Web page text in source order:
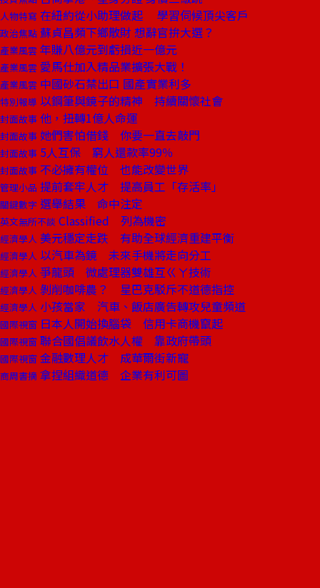
人物特寫 在紐約從小助理做起 學習伺候頂尖客戶
政治焦點 蘇貞昌頻下鄉散財 想辭官拚大選？
產業風雲 年賺八億元到虧損近一億元
產業風雲 愛馬仕加入精品業擴張大戰！
產業風雲 中國砂石禁出口 國產實業利多
特別報導 以鋼筆與鏡子的精神 持續關懷社會
封面故事 他，扭轉1億人命運
封面故事 她們害怕借錢 你要一直去敲門
封面故事 5人互保 窮人還款率99％
封面故事 不必擁有權位 也能改變世界
管理小品 提前套牢人才 提高員工「存活率」
關鍵數字 選舉結果 命中注定
英文無所不談 Classified 列為機密
經濟學人 美元穩定走跌 有助全球經濟重建平衡
經濟學人 以汽車為鏡 未來手機將走向分工
經濟學人 爭龍頭 微處理器雙雄互ㄍㄚ技術
經濟學人 剝削咖啡農？ 星巴克駁斥不道德指控
經濟學人 小孩當家 汽車、飯店廣告轉攻兒童頻道
國際視窗 日本人開始換腦袋 信用卡商機竄起
國際視窗 聯合國倡議飲水人權 靠政府帶頭
國際視窗 金融數理人才 成華爾街新寵
商周書摘 拿捏組織道德 企業有利可圖